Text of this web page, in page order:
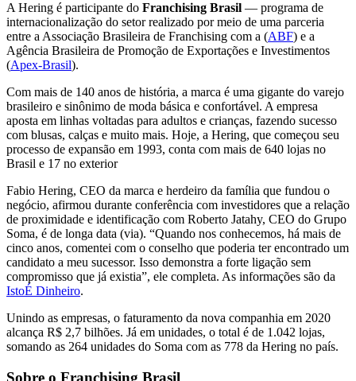
A Hering é participante do Franchising Brasil — programa de
internacionalização do setor realizado por meio de uma parceria
entre a Associação Brasileira de Franchising com a (ABF) e a
Agência Brasileira de Promoção de Exportações e Investimentos
(Apex-Brasil).
Com mais de 140 anos de história, a marca é uma gigante do varejo
brasileiro e sinônimo de moda básica e confortável. A empresa
aposta em linhas voltadas para adultos e crianças, fazendo sucesso
com blusas, calças e muito mais. Hoje, a Hering, que começou seu
processo de expansão em 1993, conta com mais de 640 lojas no
Brasil e 17 no exterior
Fabio Hering, CEO da marca e herdeiro da família que fundou o
negócio, afirmou durante conferência com investidores que a relação
de proximidade e identificação com Roberto Jatahy, CEO do Grupo
Soma, é de longa data (via). “Quando nos conhecemos, há mais de
cinco anos, comentei com o conselho que poderia ter encontrado um
candidato a meu sucessor. Isso demonstra a forte ligação sem
compromisso que já existia”, ele completa. As informações são da
IstoÉ Dinheiro.
Unindo as empresas, o faturamento da nova companhia em 2020
alcança R$ 2,7 bilhões. Já em unidades, o total é de 1.042 lojas,
somando as 264 unidades do Soma com as 778 da Hering no país.
Sobre o Franchising Brasil